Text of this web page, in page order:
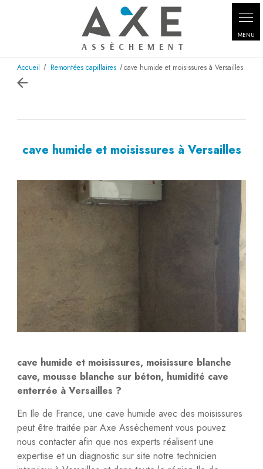
Accueil Remontées capillaires cave humide et moisissures à Versailles
cave humide et moisissures à Versailles
cave humide et moisissures, moisissure blanche
cave, mousse blanche sur béton, humidité cave
enterrée à Versailles ?
En Ile de France, une cave humide avec des moisissures
peut être traitée par Axe Assèchement vous pouvez
nous contacter afin que nos experts réalisent une
expertise et un diagnostic sur site notre technicien